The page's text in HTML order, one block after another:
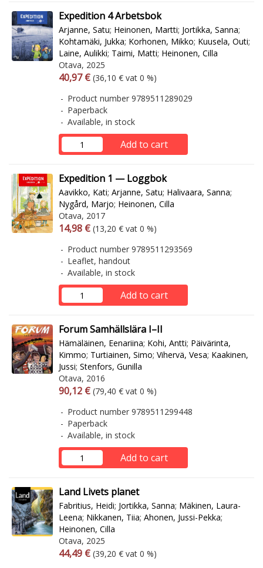
Expedition 4 Arbetsbok
Arjanne, Satu; Heinonen, Martti; Jortikka, Sanna;
Kohtamäki, Jukka; Korhonen, Mikko; Kuusela, Outi;
Laine, Aulikki; Taimi, Matti; Heinonen, Cilla
Otava, 2025
Arvonlisäverollinen hinta
40,97 € Excl. vat
(36,10 € vat 0 %)
Product number 9789511289029
Paperback
Available, in stock
Add to cart
Expedition 1 — Loggbok
Aavikko, Kati; Arjanne, Satu; Halivaara, Sanna;
Nygård, Marjo; Heinonen, Cilla
Otava, 2017
Arvonlisäverollinen hinta
14,98 € Excl. vat
(13,20 € vat 0 %)
Product number 9789511293569
Leaflet, handout
Available, in stock
Add to cart
Forum Samhällslära I–II
Hämäläinen, Eenariina; Kohi, Antti; Päivärinta,
Kimmo; Turtiainen, Simo; Vihervä, Vesa; Kaakinen,
Jussi; Stenfors, Gunilla
Otava, 2016
Arvonlisäverollinen hinta
90,12 € Excl. vat
(79,40 € vat 0 %)
Product number 9789511299448
Paperback
Available, in stock
Add to cart
Land Livets planet
Fabritius, Heidi; Jortikka, Sanna; Mäkinen, Laura-
Leena; Nikkanen, Tiia; Ahonen, Jussi-Pekka;
Heinonen, Cilla
Otava, 2025
Arvonlisäverollinen hinta
44,49 € Excl. vat
(39,20 € vat 0 %)